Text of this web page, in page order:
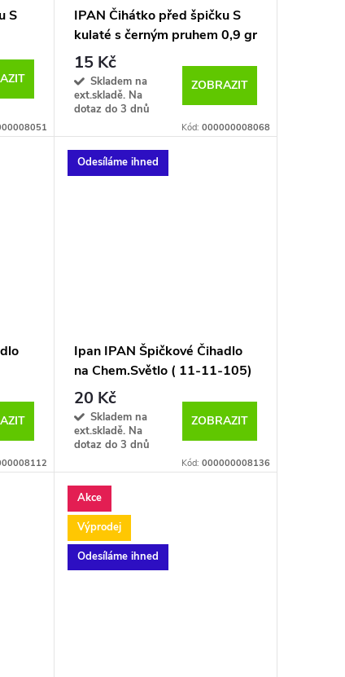
S
IPAN Čihátko před špičku S
kulaté s černým pruhem 0,9 gr
15 Kč
Skladem na
ext.skladě. Na
dotaz do 3 dnů
ZOBRAZIT
Kód: 000000008068
Odesíláme ihned
Ipan IPAN Špičkové Čihadlo
na Chem.Světlo ( 11-11-105)
20 Kč
Skladem na
ext.skladě. Na
dotaz do 3 dnů
ZOBRAZIT
Kód: 000000008136
Akce
Výprodej
Odesíláme ihned